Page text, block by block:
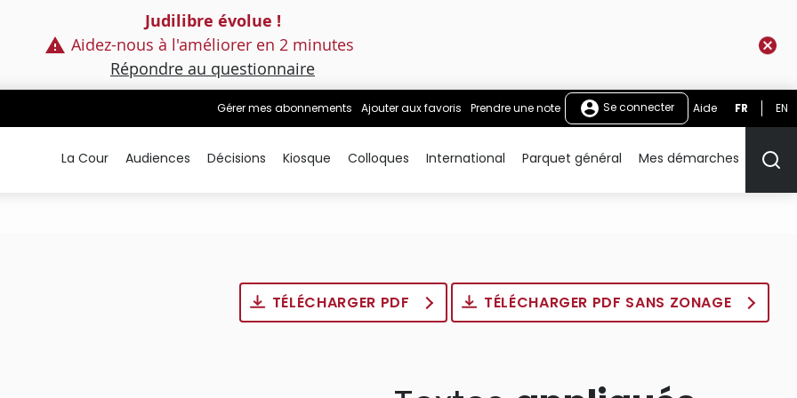
Judilibre évolue !
Aidez-nous à l'améliorer en 2 minutes
Répondre au questionnaire
Gérer mes abonnements Ajouter aux favoris Prendre une note Se connecter Aide FR EN
La Cour Audiences Décisions Kiosque Colloques International Parquet général Mes démarches
TÉLÉCHARGER PDF TÉLÉCHARGER PDF SANS ZONAGE